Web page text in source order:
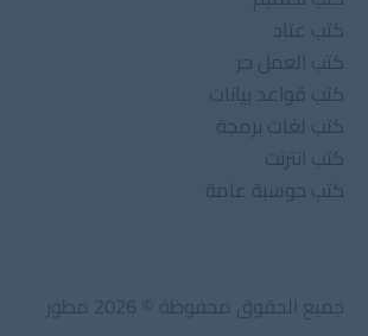
كتب عتاد
كتب العمل حر
كتب قواعد بيانات
كتب لغات برمجة
كتب انترنت
كتب حوسبة عامة